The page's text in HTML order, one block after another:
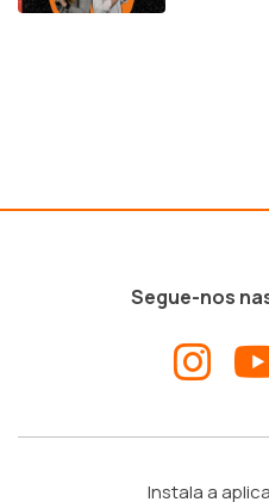
Segue-nos
Instala a